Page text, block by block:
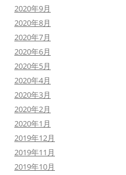
2020年9月
2020年8月
2020年7月
2020年6月
2020年5月
2020年4月
2020年3月
2020年2月
2020年1月
2019年12月
2019年11月
2019年10月